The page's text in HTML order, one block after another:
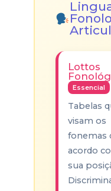
Lottos
Essencial
Tabelas
visam os
fonemas
acordo
sua